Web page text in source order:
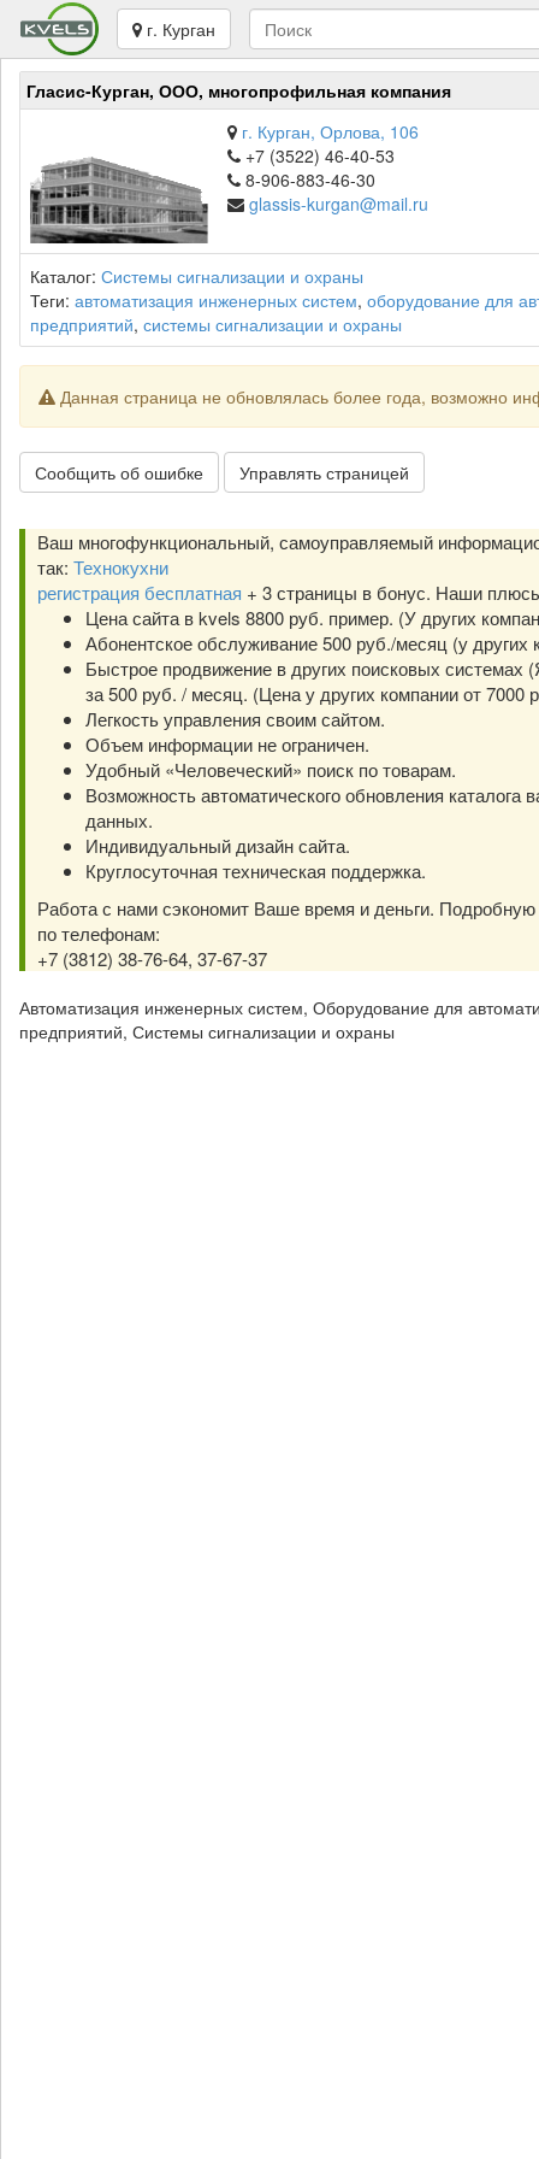
г. Курган
Гласис-Курган, ООО, многопрофильная компания
г. Курган, Орлова, 106
+7 (3522) 46-40-53
8-906-883-46-30
glassis-kurgan@mail.ru
Каталог: Системы сигнализации и охраны
Теги: автоматизация инженерных систем, оборудование для
предприятий, системы сигнализации и охраны
Данная страница не обновлялась более года, возможно
Сообщить об ошибке Управлять страницей
Ваш многофункциональный, самоуправляемый
так: Технокухни
регистрация бесплатная + 3 страницы в бонус. Наши
Цена сайта в kvels 8800 руб. пример. (У других
Абонентское обслуживание 500 руб./месяц (у других
Быстрое продвижение в других поисковых системах
за 500 руб. / месяц. (Цена у других компании от 7000
Легкость управления своим сайтом.
Объем информации не ограничен.
Удобный «Человеческий» поиск по товарам.
Возможность автоматического обновления каталога
данных.
Индивидуальный дизайн сайта.
Круглосуточная техническая поддержка.
Работа с нами сэкономит Ваше время и деньги.
по телефонам:
+7 (3812) 38-76-64, 37-67-37
Автоматизация инженерных систем, Оборудование для
предприятий, Системы сигнализации и охраны